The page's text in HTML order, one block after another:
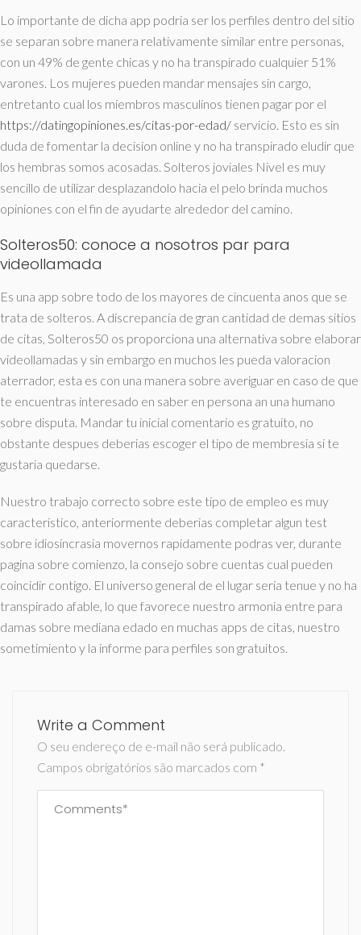
Lo importante de dicha app podri­a ser los perfiles dentro del sitio
se separan sobre manera relativamente similar entre personas,
con un 49% de gente chicas y no ha transpirado cualquier 51%
varones. Los mujeres pueden mandar mensajes sin cargo,
entretanto cual los miembros masculinos tienen pagar por el
https://datingopiniones.es/citas-por-edad/ servicio. Esto es sin
duda de fomentar la decision online y no ha transpirado eludir que
los hembras somos acosadas. Solteros joviales Nivel es muy
sencillo de utilizar desplazandolo hacia el pelo brinda muchos
opiniones con el fin de ayudarte alrededor del camino.
Solteros50: conoce a nosotros par para
videollamada
Es una app sobre todo de los mayores de cincuenta anos que se
trata de solteros. A discrepancia de gran cantidad de demas sitios
de citas, Solteros50 os proporciona una alternativa sobre elaborar
videollamadas y sin embargo en muchos les pueda valoracion
aterrador, esta es con una manera sobre averiguar en caso de que
te encuentras interesado en saber en persona an una humano
sobre disputa. Mandar tu inicial comentario es gratuito, no
obstante despues deberias escoger el tipo de membresia si te
gustaria quedarse.
Nuestro trabajo correcto sobre este tipo de empleo es muy
caracteristico, anteriormente deberias completar algun test
sobre idiosincrasia movernos rapidamente podras ver, durante
pagina sobre comienzo, la consejo sobre cuentas cual pueden
coincidir contigo. El universo general de el lugar seri­a tenue y no ha
transpirado afable, lo que favorece nuestro armonia entre para
damas sobre mediana edado en muchas apps de citas, nuestro
sometimiento y la informe para perfiles son gratuitos.
Write a Comment
O seu endereço de e-mail não será publicado.
Campos obrigatórios são marcados com *